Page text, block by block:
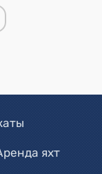
яхт